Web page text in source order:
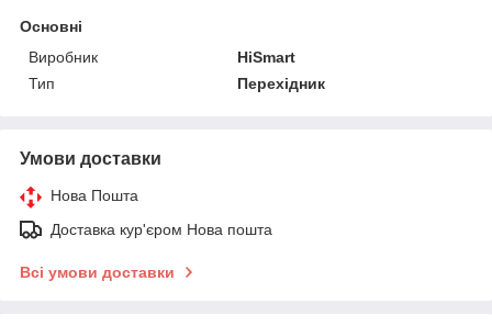
Основні
Виробник
HiSmart
Тип
Перехідник
Умови доставки
Нова Пошта
Доставка кур'єром Нова пошта
Всі умови доставки